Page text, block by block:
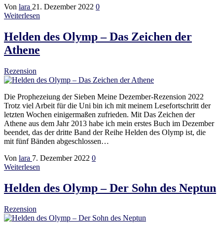
Von lara 21. Dezember 2022 0
Weiterlesen
Helden des Olymp – Das Zeichen der
Athene
Rezension
Die Prophezeiung der Sieben Meine Dezember-Rezension 2022
Trotz viel Arbeit für die Uni bin ich mit meinem Lesefortschritt der
letzten Wochen einigermaßen zufrieden. Mit Das Zeichen der
Athene aus dem Jahr 2013 habe ich mein erstes Buch im Dezember
beendet, das der dritte Band der Reihe Helden des Olymp ist, die
mit fünf Bänden abgeschlossen…
Von lara 7. Dezember 2022 0
Weiterlesen
Helden des Olymp – Der Sohn des Neptun
Rezension